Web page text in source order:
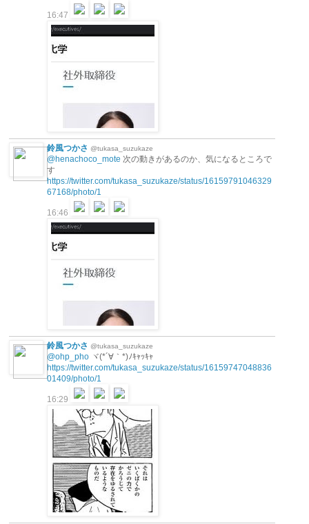
16:47
鈴風つかさ @tukasa_suzukaze
@henachoco_mote 次の動きがあるのか、気になるところで
す
https://twitter.com/tukasa_suzukaze/status/16159791046329
67168/photo/1
16:46
鈴風つかさ @tukasa_suzukaze
@ohp_pho ヾ(*´∀｀*)ﾉｷｬｯｷｬ
https://twitter.com/tukasa_suzukaze/status/16159747048836
01409/photo/1
16:29